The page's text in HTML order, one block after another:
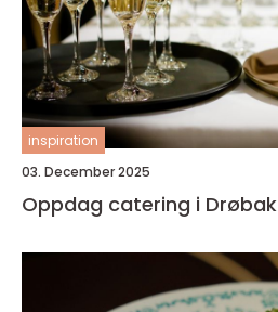
inspiration
03. December 2025
Oppdag catering i Drøbak